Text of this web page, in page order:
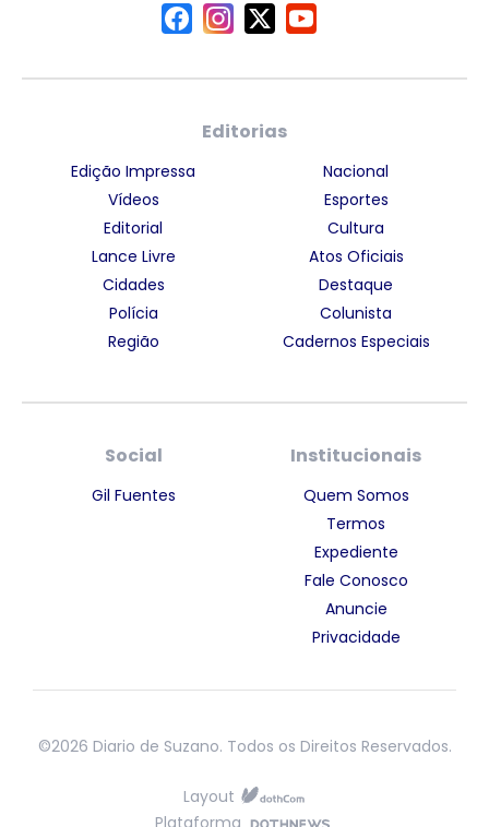
Editorias
Edição Impressa
Vídeos
Editorial
Lance Livre
Cidades
Polícia
Região
Nacional
Esportes
Cultura
Atos Oficiais
Destaque
Colunista
Cadernos Especiais
Social
Gil Fuentes
Institucionais
Quem Somos
Termos
Expediente
Fale Conosco
Anuncie
Privacidade
©2026 Diario de Suzano. Todos os Direitos Reservados.
Layout
Plataforma